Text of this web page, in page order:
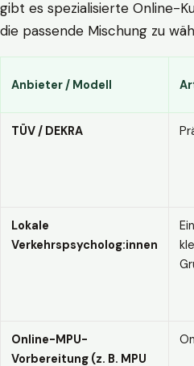
gibt es spezialisierte Online-
die passende Mischung zu
Anbieter / Modell
TÜV / DEKRA
Lokale
Verkehrspsycholog:innen
Online-MPU-
Vorbereitung (z. B. MPU